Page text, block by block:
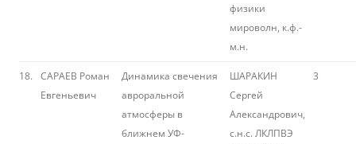
физики
мироволн, к.ф.-
м.н.
18.
САРАЕВ Роман
Евгеньевич
Динамика свечения
авроральной
атмосферы в
ближнем УФ-
ШАРАКИН
Сергей
Александрович,
с.н.с. ЛКЛПВЭ
3